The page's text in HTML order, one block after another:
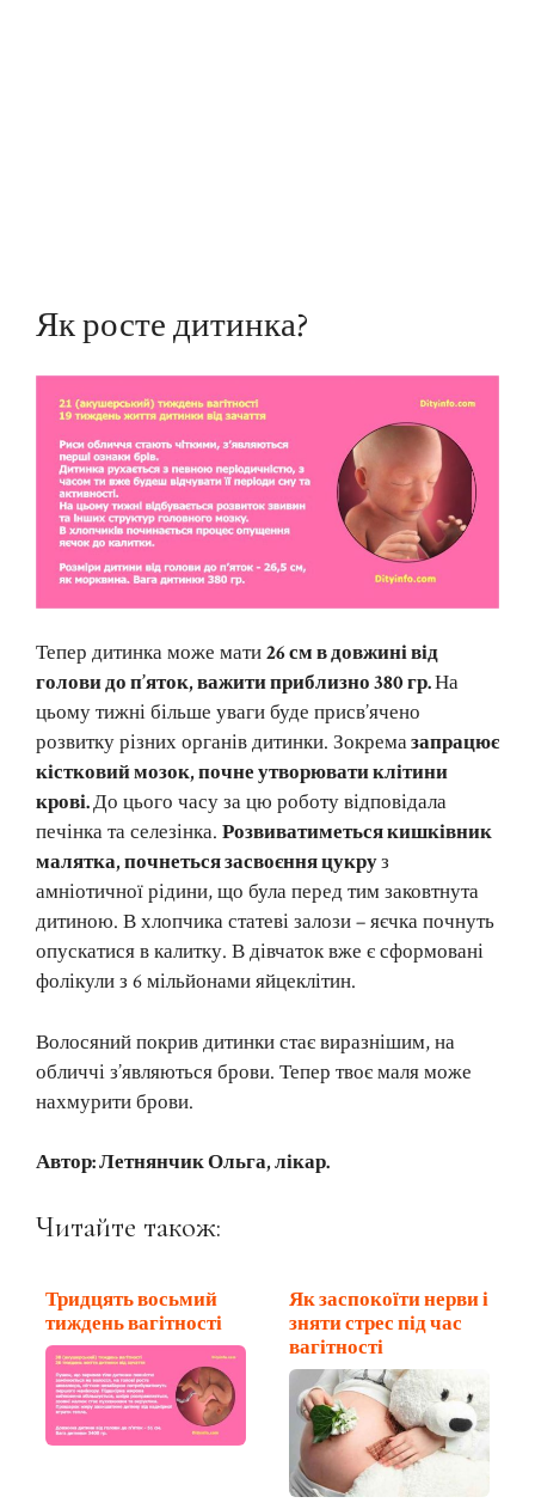
Як росте дитинка?
Тепер дитинка може мати26 см в довжині від
голови до п’яток, важити приблизно 380 гр.На
цьому тижні більше уваги буде присв’ячено
розвитку різних органів дитинки. Зокремазапрацює
кістковий мозок, почне утворювати клітини
крові.До цього часу за цю роботу відповідала
печінка та селезінка. Розвиватиметься кишківник
малятка, почнеться засвоєння цукруз
амніотичної рідини, що була перед тим заковтнута
дитиною. В хлопчика статеві залози – яєчка почнуть
опускатися в калитку. В дівчаток вже є сформовані
фолікули з 6 мільйонами яйцеклітин.
Волосяний покрив дитинки стає виразнішим, на
обличчі з’являються брови. Тепер твоє маля може
нахмурити брови.
Автор: Летнянчик Ольга, лікар.
Читайте також:
Тридцять восьмий
тиждень вагітності
Як заспокоїти нерви і
зняти стрес під час
вагітності